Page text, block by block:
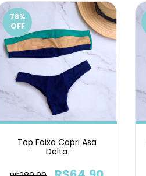
78%
OFF
Top Faixa Capri Asa
Delta